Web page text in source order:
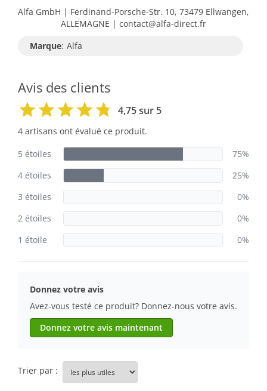
Alfa GmbH | Ferdinand-Porsche-Str. 10, 73479 Ellwangen,
ALLEMAGNE | contact@alfa-direct.fr
Marque: Alfa
Avis des clients
4,75 sur 5
4 artisans ont évalué ce produit.
5 étoiles
75%
4 étoiles
25%
3 étoiles
0%
2 étoiles
0%
1 étoile
0%
Donnez votre avis
Avez-vous testé ce produit? Donnez-nous votre avis.
Donnez votre avis maintenant
Trier par :